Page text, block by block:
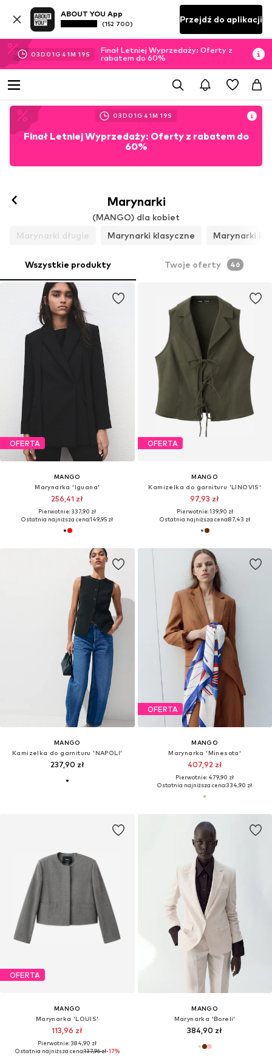
ABOUT YOU App
(152 700) Przejdź do aplikacji
03D 01 G 41M 16S
Finał Letniej Wyprzedaży: Oferty z
rabatem do 60%
03D 01 G 41M 16S
Finał Letniej Wyprzedaży: Oferty z rabatem do
60%
Marynarki
(MANGO) dla kobiet
Marynarki długie
Marynarki klasyczne Marynarki
Wszystkie produkty Twoje oferty 46
OFERTA
MANGO
Marynarka 'Iguana'
256,41 zł
Pierwotnie: 337,90 zł
Ostatnia najniższa cena:149,95 zł
OFERTA
MANGO
Kamizelka do garnituru 'LINOVIS'
97,93 zł
Pierwotnie: 139,90 zł
Ostatnia najniższa cena:87,43 zł
MANGO
Kamizelka do garnituru 'NAPOLI'
237,90 zł
OFERTA
MANGO
Marynarka 'Minesota'
407,92 zł
Pierwotnie: 479,90 zł
Ostatnia najniższa cena:334,90 zł
OFERTA
MANGO
Marynarka 'LOUIS'
113,96 zł
Pierwotnie: 384,90 zł
Ostatnia najniższa cena:137,96 zł-17%
MANGO
Marynarka 'Boreli'
384,90 zł